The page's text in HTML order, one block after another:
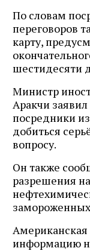
По словам
переговоров
карту,
шестидесяти
Министр
Аракчи
посредники
добиться
вопросу.
Он также
разрешения
замороженных
Американская
информацию